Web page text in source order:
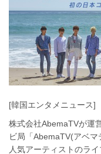
[韓国エンタメニュース]
株式会社AbemaTVが運
ビ局「AbemaTV(アベ
人気アーティストのラ